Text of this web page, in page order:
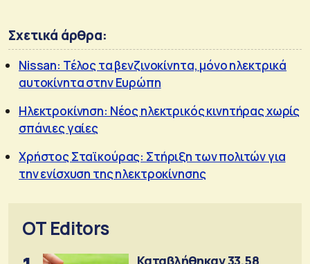
Σχετικά άρθρα:
Nissan: Τέλος τα βενζινοκίνητα, μόνο ηλεκτρικά
αυτοκίνητα στην Ευρώπη
Ηλεκτροκίνηση: Νέος ηλεκτρικός κινητήρας χωρίς
σπάνιες γαίες
Χρήστος Σταϊκούρας: Στήριξη των πολιτών για
την ενίσχυση της ηλεκτροκίνησης
OT Editors
Καταβλήθηκαν 33,58